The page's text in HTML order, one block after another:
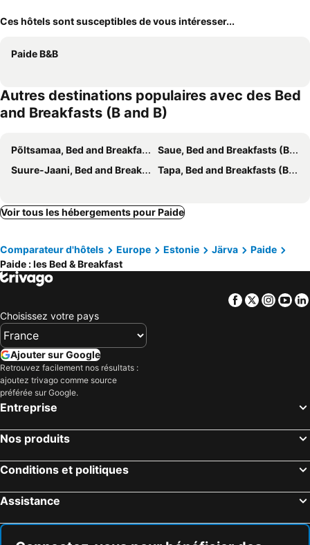
Ces hôtels sont susceptibles de vous intéresser...
Paide B&B
Autres destinations populaires avec des Bed
and Breakfasts (B and B)
Põltsamaa, Bed and Breakfasts (B and B)
Saue, Bed and Breakfasts (B and B)
Suure-Jaani, Bed and Breakfasts (B and B)
Tapa, Bed and Breakfasts (B and B)
Voir tous les hébergements pour Paide
Comparateur d'hôtels Europe Estonie Järva
Paide
Paide : les Bed & Breakfast
Facebook
Twitter
Choisissez votre pays
Ajouter sur Google
Retrouvez facilement nos résultats :
ajoutez trivago comme source
préférée sur Google.
Entreprise
Nos produits
Conditions et politiques
Assistance